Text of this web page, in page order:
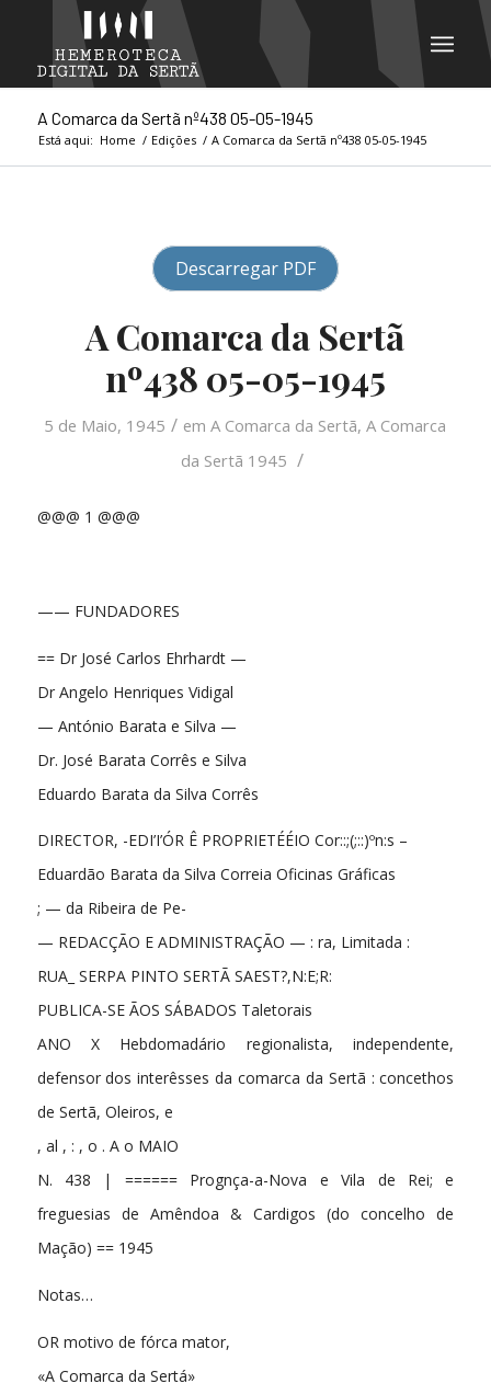
A Comarca da Sertã nº438 05-05-1945
Está aqui: Home / Edições / A Comarca da Sertã nº438 05-05-1945
Descarregar PDF
A Comarca da Sertã
nº438 05-05-1945
5 de Maio, 1945 / emA Comarca da Sertã,A Comarca
da Sertã 1945 /
@@@ 1 @@@
—— FUNDADORES
== Dr José Carlos Ehrhardt —
Dr Angelo Henriques Vidigal
— António Barata e Silva —
Dr. José Barata Corrês e Silva
Eduardo Barata da Silva Corrês
DIRECTOR, -EDI’I’ÓR Ê PROPRIETÉÉIO Cor::;(;::)ºn:s –
Eduardão Barata da Silva Correia Oficinas Gráficas
; — da Ribeira de Pe-
— REDACÇÃO E ADMINISTRAÇÃO — : ra, Limitada :
RUA_ SERPA PINTO SERTÃ SAEST?,N:E;R:
PUBLICA-SE ÃOS SÁBADOS Taletorais
ANO X Hebdomadário regionalista, independente,
defensor dos interêsses da comarca da Sertã : concethos
de Sertã, Oleiros, e
, al , : , o . A o MAIO
N. 438 | ====== Prognça-a-Nova e Vila de Rei; e
freguesias de Amêndoa & Cardigos (do concelho de
Mação) == 1945
Notas…
OR motivo de fórca mator,
«A Comarca da Sertá»